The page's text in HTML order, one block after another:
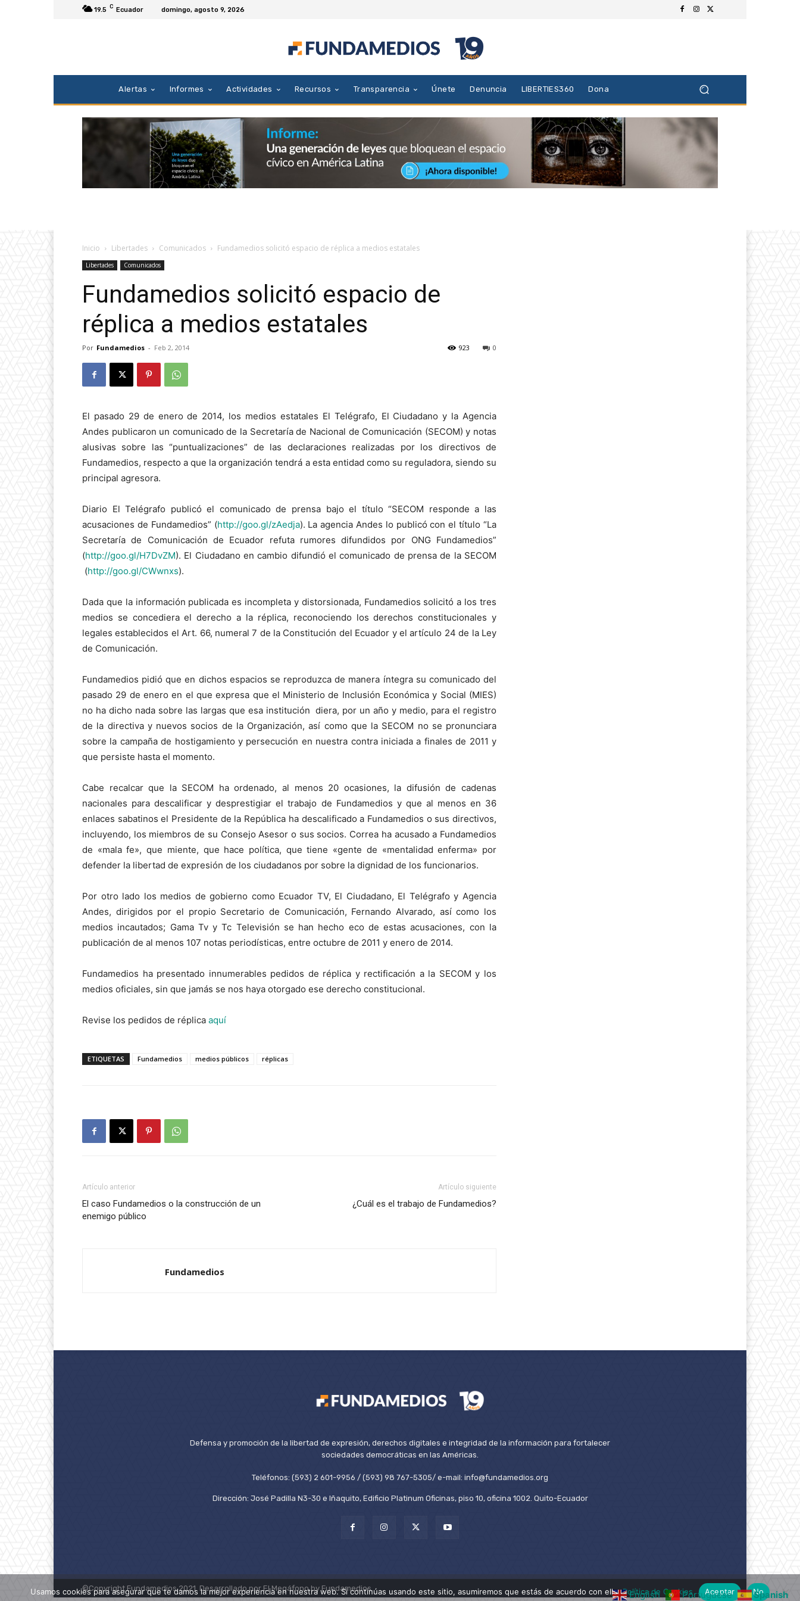
19.5 C Ecuador domingo, agosto 9, 2026
Alertas Informes Actividades Recursos Transparencia Únete Denuncia LIBERTIES360 Dona
Inicio Libertades Comunicados Fundamedios solicitó espacio de réplica a medios estatales
Libertades Comunicados
Fundamedios solicitó espacio de
réplica a medios estatales
Por Fundamedios - Feb 2, 2014 0
923
El pasado 29 de enero de 2014, los medios estatales El Telégrafo, El Ciudadano y la Agencia
Andes publicaron un comunicado de la Secretaría de Nacional de Comunicación (SECOM) y notas
alusivas sobre las “puntualizaciones” de las declaraciones realizadas por los directivos de
Fundamedios, respecto a que la organización tendrá a esta entidad como su reguladora, siendo su
principal agresora.
Diario El Telégrafo publicó el comunicado de prensa bajo el título “SECOM responde a las
acusaciones de Fundamedios” (http://goo.gl/zAedja). La agencia Andes lo publicó con el título “La
Secretaría de Comunicación de Ecuador refuta rumores difundidos por ONG Fundamedios”
(http://goo.gl/H7DvZM). El Ciudadano en cambio difundió el comunicado de prensa de la SECOM
(http://goo.gl/CWwnxs).
Dada que la información publicada es incompleta y distorsionada, Fundamedios solicitó a los tres
medios se concediera el derecho a la réplica, reconociendo los derechos constitucionales y
legales establecidos el Art. 66, numeral 7 de la Constitución del Ecuador y el artículo 24 de la Ley
de Comunicación.
Fundamedios pidió que en dichos espacios se reproduzca de manera íntegra su comunicado del
pasado 29 de enero en el que expresa que el Ministerio de Inclusión Económica y Social (MIES)
no ha dicho nada sobre las largas que esa institución diera, por un año y medio, para el registro
de la directiva y nuevos socios de la Organización, así como que la SECOM no se pronunciara
sobre la campaña de hostigamiento y persecución en nuestra contra iniciada a finales de 2011 y
que persiste hasta el momento.
Cabe recalcar que la SECOM ha ordenado, al menos 20 ocasiones, la difusión de cadenas
nacionales para descalificar y desprestigiar el trabajo de Fundamedios y que al menos en 36
enlaces sabatinos el Presidente de la República ha descalificado a Fundamedios o sus directivos,
incluyendo, los miembros de su Consejo Asesor o sus socios. Correa ha acusado a Fundamedios
de «mala fe», que miente, que hace política, que tiene «gente de «mentalidad enferma» por
defender la libertad de expresión de los ciudadanos por sobre la dignidad de los funcionarios.
Por otro lado los medios de gobierno como Ecuador TV, El Ciudadano, El Telégrafo y Agencia
Andes, dirigidos por el propio Secretario de Comunicación, Fernando Alvarado, así como los
medios incautados; Gama Tv y Tc Televisión se han hecho eco de estas acusaciones, con la
publicación de al menos 107 notas periodísticas, entre octubre de 2011 y enero de 2014.
Fundamedios ha presentado innumerables pedidos de réplica y rectificación a la SECOM y los
medios oficiales, sin que jamás se nos haya otorgado ese derecho constitucional.
Revise los pedidos de réplica aquí
ETIQUETAS Fundamedios medios públicos réplicas
Artículo anterior
El caso Fundamedios o la construcción de un
enemigo público
Artículo siguiente
¿Cuál es el trabajo de Fundamedios?
Fundamedios
Defensa y promoción de la libertad de expresión, derechos digitales e integridad de la información para fortalecer
sociedades democráticas en las Américas.
Teléfonos: (593) 2 601-9956 / (593) 98 767-5305/ e-mail: info@fundamedios.org
Dirección: José Padilla N3-30 e Iñaquito, Edificio Platinum Oficinas, piso 10, oficina 1002. Quito-Ecuador
©Copyright Fundamedios 2021. Desarrollado por El Megáfono by Fundamedios.
English Portuguese Spanish
Usamos cookies para asegurar que te damos la mejor experiencia en nuestra web. Si continúas usando este sitio, asumiremos que estás de acuerdo con ello.Política de Cookies Aceptar No